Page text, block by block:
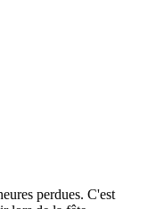
perdues. C'est